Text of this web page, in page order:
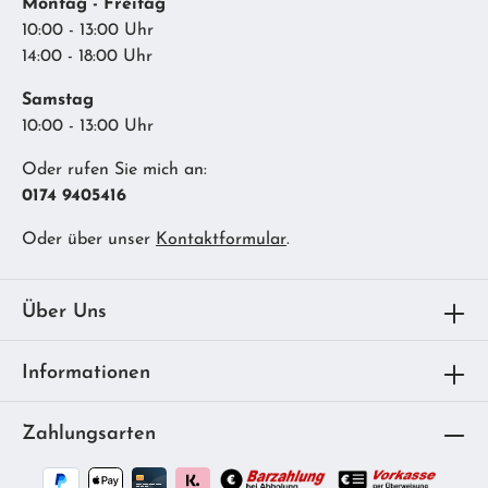
Montag - Freitag
10:00 - 13:00 Uhr
14:00 - 18:00 Uhr
Samstag
10:00 - 13:00 Uhr
Oder rufen Sie mich an:
0174 9405416
Oder über unser Kontaktformular.
Über Uns
Informationen
Zahlungsarten